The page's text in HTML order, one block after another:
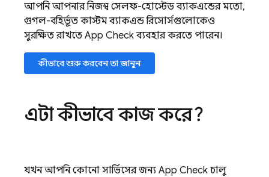
আপনি আপনার নিজস্ব সেলফ-হোস্টেড ব্যাকএন্ডের মতো,
গুগল-বহির্ভূত কাস্টম ব্যাকএন্ড রিসোর্সগুলোকেও
সুরক্ষিত রাখতে App Checkব্যবহার করতে পারেন।
কীভাবে শুরু করবেন তা জানুন
এটা কীভাবে কাজ করে?
যখন আপনি কোনো সার্ভিসের জন্য App Check চালু